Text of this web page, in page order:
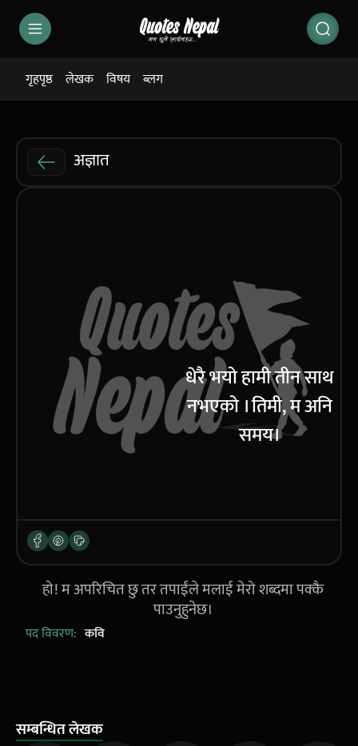
गृहपृष्ठ लेखक विषय ब्लग
अज्ञात
धेरै भयो हामी तीन साथ
नभएको । तिमी, म अनि
समय।
हो! म अपरिचित छु तर तपाईंले मलाई मेरो शब्दमा पक्कै
पाउनुहुनेछ।
पद विवरण: कवि
सम्बन्धित लेखक